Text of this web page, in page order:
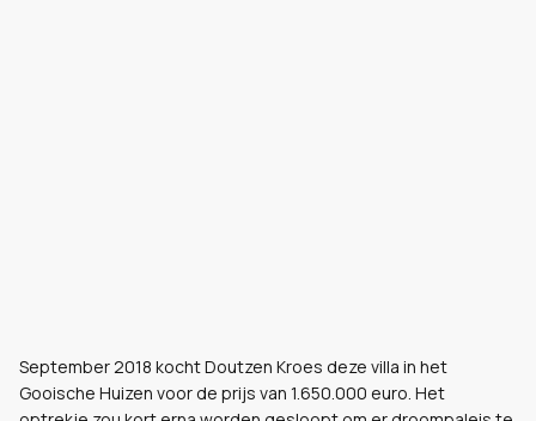
September 2018 kocht Doutzen Kroes deze villa in het
Gooische Huizen voor de prijs van 1.650.000 euro. Het